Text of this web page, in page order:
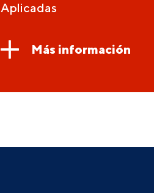
Aplicadas
Más información